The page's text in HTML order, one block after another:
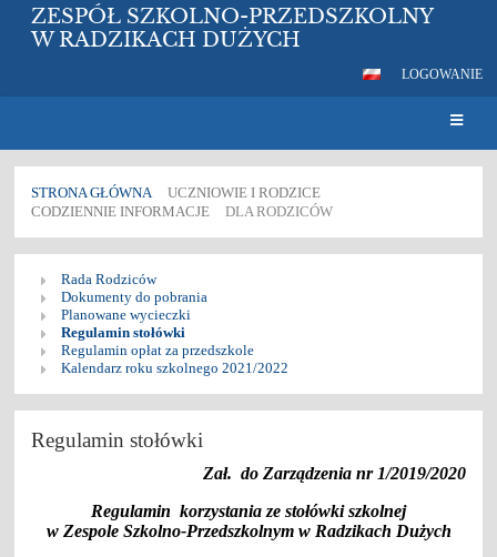
ZESPÓŁ SZKOLNO-PRZEDSZKOLNY
W RADZIKACH DUŻYCH
LOGOWANIE
STRONA GŁÓWNA
UCZNIOWIE I RODZICE
CODZIENNIE INFORMACJE
DLA RODZICÓW
rodziców
Rada Rodziców
Dokumenty do pobrania
Planowane wycieczki
Regulamin stołówki
Regulamin opłat za przedszkole
Kalendarz roku szkolnego 2021/2022
Regulamin stołówki
Zał. do Zarządzenia nr 1/2019/2020
Regulamin korzystania ze stołówki szkolnej
w Zespole Szkolno-Przedszkolnym w Radzikach Dużych